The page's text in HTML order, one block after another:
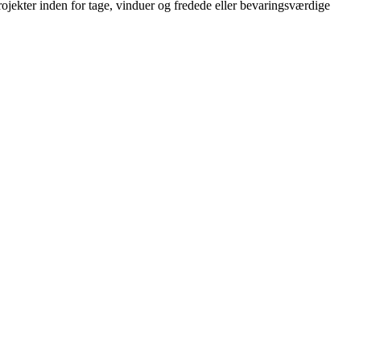
inden for tage, vinduer og fredede eller bevaringsværdige